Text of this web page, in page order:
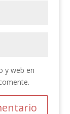
y web en